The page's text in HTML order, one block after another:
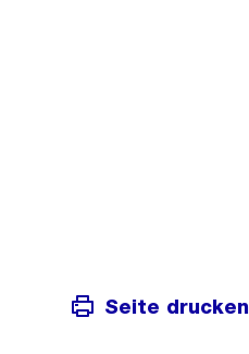
Seite drucken